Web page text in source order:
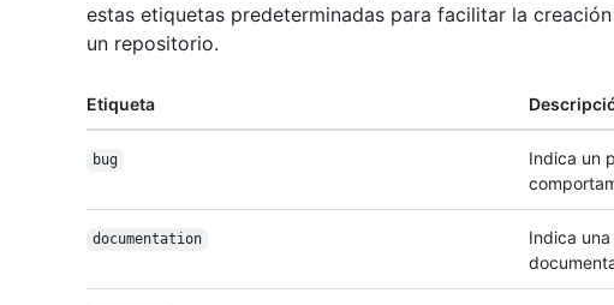
estas etiquetas predeterminadas para facilitar la
un repositorio.
Etiqueta
bug
Indica un
documentation
Indica